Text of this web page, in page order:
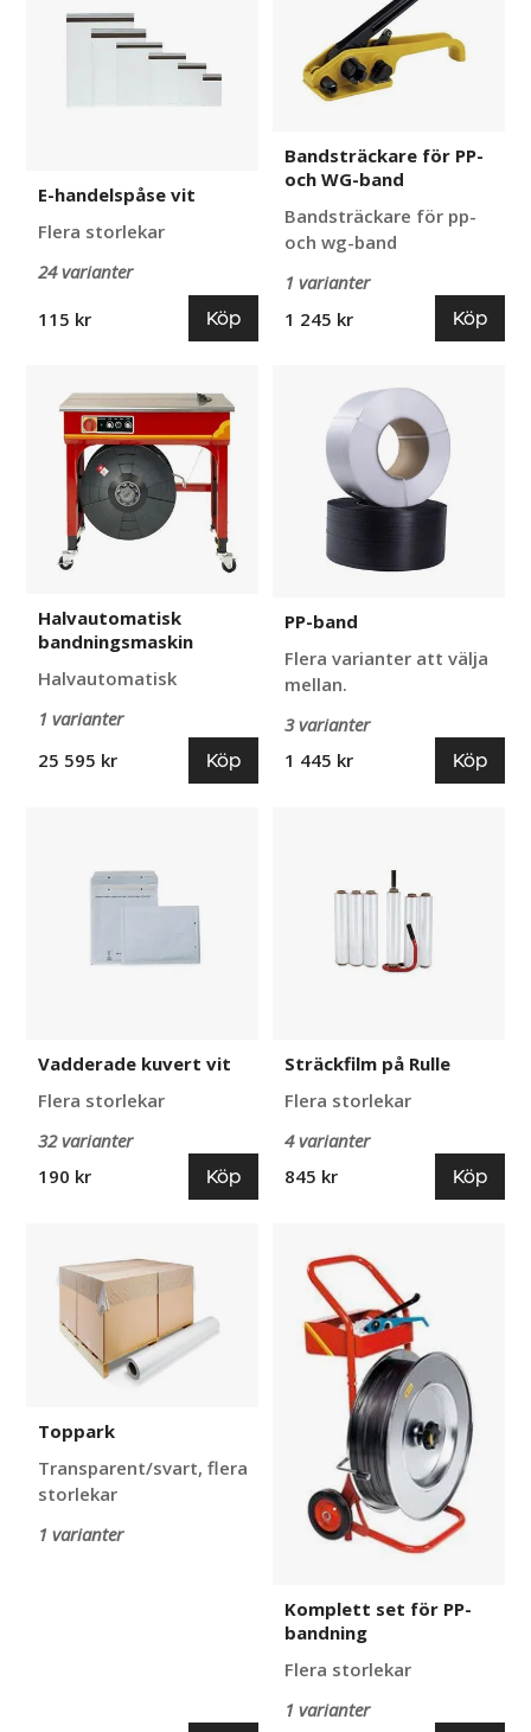
E-handelspåse vit
Flera storlekar
24 varianter
115 kr Köp
band
Bandsträckare för PP-
och WG-band
Bandsträckare för pp-
och wg-band
1 varianter
1 245 kr
Köp
bandningsmaskin
Halvautomatisk
bandningsmaskin
Halvautomatisk
1 varianter
25 595 kr
Köp
PP-band
Flera varianter att välja
mellan.
3 varianter
1 445 kr
Köp
Vadderade kuvert vit
Flera storlekar
32 varianter
190 kr
Köp
Sträckfilm på Rulle
Flera storlekar
4 varianter
845 kr
Köp
Toppark
Transparent/svart, flera
storlekar
1 varianter
bandning
Komplett set för PP-
bandning
Flera storlekar
1 varianter